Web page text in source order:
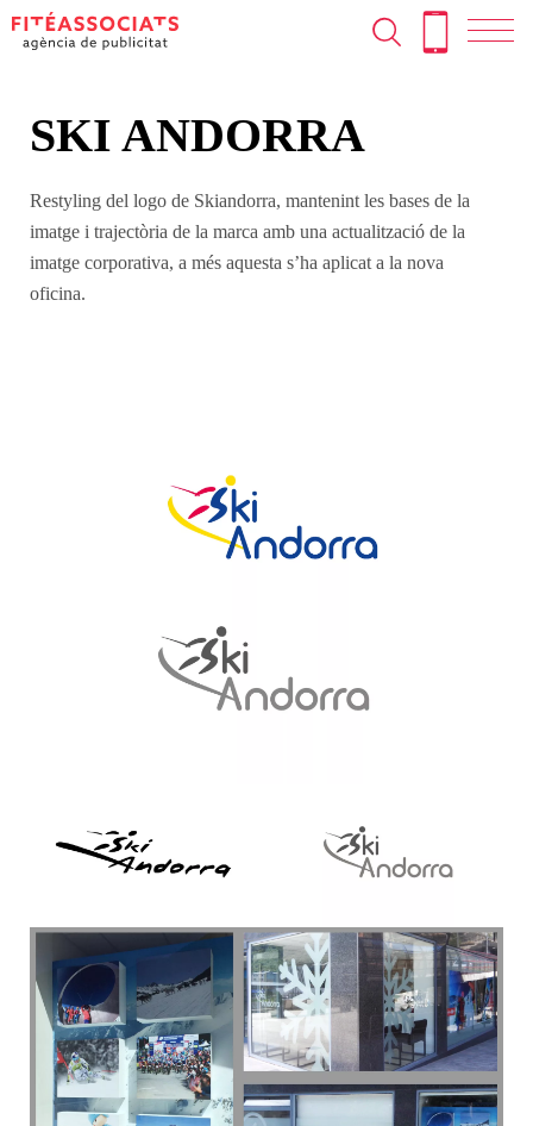
SKI ANDORRA
Restyling del logo de Skiandorra, mantenint les bases de la
imatge i trajectòria de la marca amb una actualització de la
imatge corporativa, a més aquesta s’ha aplicat a la nova
oficina.